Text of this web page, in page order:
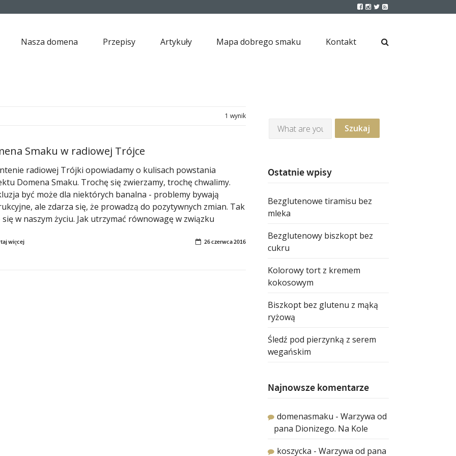
Nasza domena Przepisy Artykuły Mapa dobrego smaku Kontakt
1 wynik
Smaku w radiowej Trójce
radiowej Trójki opowiadamy o kulisach powstania
Domena Smaku. Trochę się zwierzamy, trochę chwalimy.
być może dla niektórych banalna - problemy bywają
ale zdarza się, że prowadzą do pozytywnych zmian. Tak
się w naszym życiu. Jak utrzymać równowagę w związku
więcej 26 czerwca 2016
Ostatnie wpisy
Bezglutenowe tiramisu bez
mleka
Bezglutenowy biszkopt bez
cukru
Kolorowy tort z kremem
kokosowym
Biszkopt bez glutenu z mąką
ryżową
Śledź pod pierzynką z serem
wegańskim
Najnowsze komentarze
domenasmaku -Warzywa od
pana Dionizego. Na Kole
koszycka -Warzywa od pana